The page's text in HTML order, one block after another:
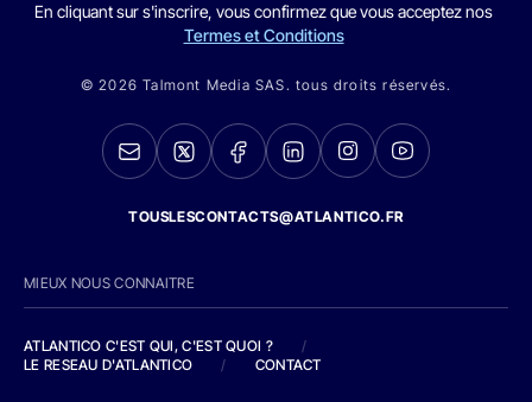
En cliquant sur s'inscrire, vous confirmez que vous acceptez nos
Termes et Conditions
© 2026 Talmont Media SAS. tous droits réservés.
TOUSLESCONTACTS@ATLANTICO.FR
MIEUX NOUS CONNAITRE
ATLANTICO C'EST QUI, C'EST QUOI ?
/
LE RESEAU D'ATLANTICO
/ CONTACT